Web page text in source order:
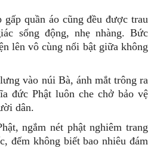
quần áo cũng đều được trau
sống động, nhẹ nhàng. Bức
lên vô cùng nổi bật giữa không
vào núi Bà, ánh mắt trông ra
đức Phật luôn che chở bảo vệ
dân.
ngắm nét phật nghiêm trang
đếm không biết bao nhiêu đám